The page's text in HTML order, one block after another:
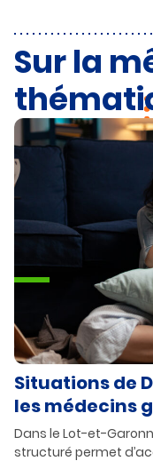
Sur la
Situations de
les médecins
Dans le Lot-et-
structuré permet